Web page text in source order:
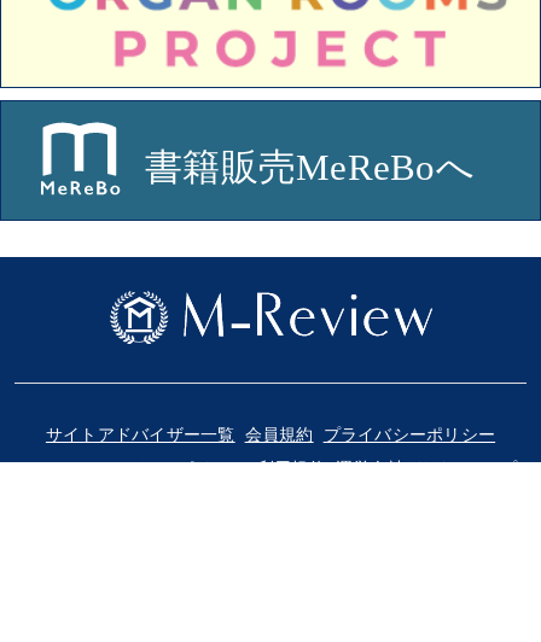
サイトアドバイザー一覧 会員規約
プライバシーポリシー
ソーシャルメディアポリシー 利用規約 運営会社 サイトマップ